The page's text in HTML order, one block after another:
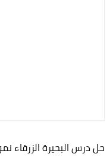
حل درس البحيرة الزرقاء